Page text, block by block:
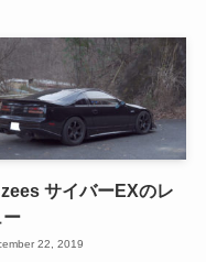
サイバーEXのレ
ー
22, 2019